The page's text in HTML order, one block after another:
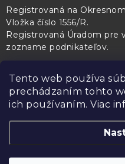
Tento web používa
prechádzaním tohto
ich používaním. Viac
Registrovaná na
Vložka číslo 1556/R.
Registrovaná Úradom pre
zozname podnikateľov.
PL Servis Kontroltech
Copyright 2026